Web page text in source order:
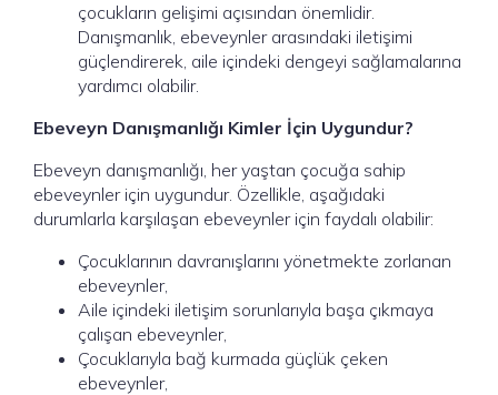
çocukların gelişimi açısından önemlidir.
Danışmanlık, ebeveynler arasındaki iletişimi
güçlendirerek, aile içindeki dengeyi sağlamalarına
yardımcı olabilir.
Ebeveyn Danışmanlığı Kimler İçin Uygundur?
Ebeveyn danışmanlığı, her yaştan çocuğa sahip
ebeveynler için uygundur. Özellikle, aşağıdaki
durumlarla karşılaşan ebeveynler için faydalı olabilir:
Çocuklarının davranışlarını yönetmekte zorlanan
ebeveynler,
Aile içindeki iletişim sorunlarıyla başa çıkmaya
çalışan ebeveynler,
Çocuklarıyla bağ kurmada güçlük çeken
ebeveynler,